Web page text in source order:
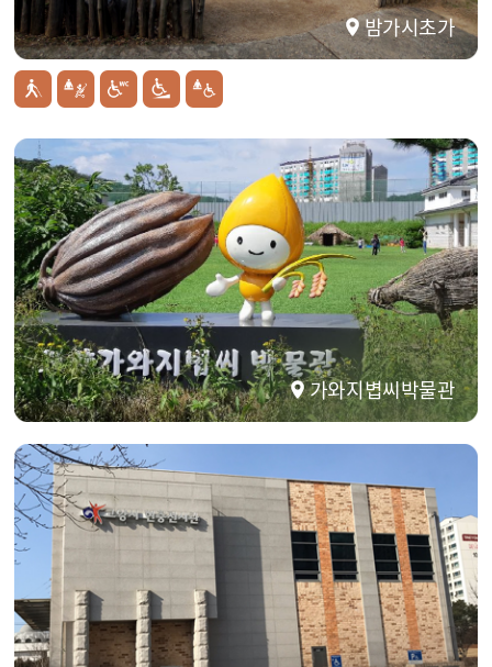
밤가시초가
가와지볍씨박물관